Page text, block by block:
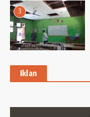
3
Iklan